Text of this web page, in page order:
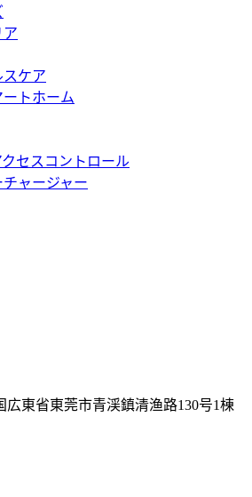
ア
スケア
トホーム
セスコントロール
ャージャー
広東省東莞市青渓鎮清渔路130号1棟